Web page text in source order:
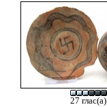
27 глас(а)